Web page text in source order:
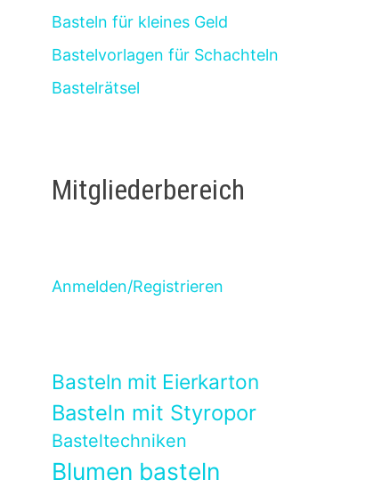
Basteln für kleines Geld
Bastelvorlagen für Schachteln
Bastelrätsel
Mitgliederbereich
Anmelden/Registrieren
Basteln mit Eierkarton
Basteln mit Styropor
Basteltechniken
Blumen basteln